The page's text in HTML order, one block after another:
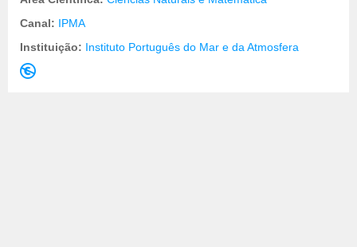
Canal: IPMA
Instituição: Instituto Português do Mar e da Atmosfera